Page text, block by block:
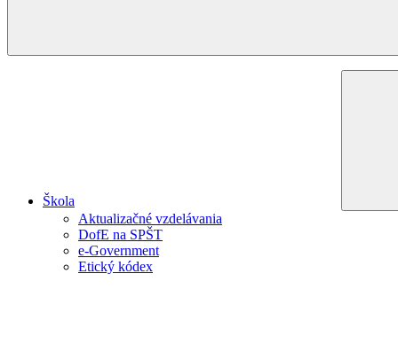
Menu
Škola
Aktualizačné vzdelávania
DofE na SPŠT
e-Government
Etický kódex